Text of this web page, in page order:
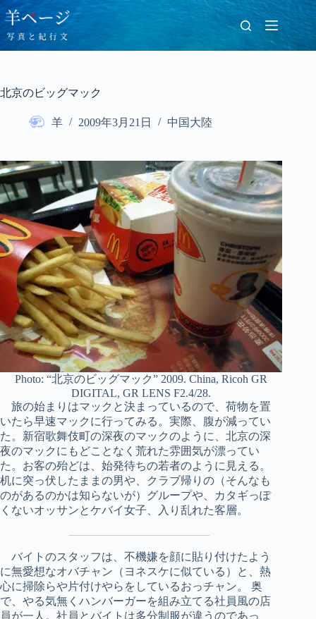
コ
ン
テ
ン
ス
北京のビッグマック
羊 2009年3月21日 中国大陸
Photo: “北京のビッグマック” 2009. China, Ricoh GR
DIGITAL, GR LENS F2.4/28.
旅の始まりはマックと決まっているので、荷物を置
いたら早速マックに行ってみる。実際、腹が減ってい
た。新宿歌舞伎町の深夜のマックのように、北京の深
夜のマックにもどことなく荒れた雰囲気が漂ってい
た。お客の殆どは、始発待ちの若者のように見える。
机に突っ伏したままの男や、クラブ帰りの（そんなも
のがあるのかは知らないが）グループや、カタギっぽ
くないオッサンとケバイ女子、入り乱れた客層。
バイトのスタッフは、不機嫌を顔に貼り付けたよう
に無愛想なオバチャン（ヨネスケに似ている）と、熱
心に掃除らや片付けやらをしているおっチャン。 奥
で、やる気無くハンバーガーを組み立てる社員風の店
員が一人。社員とバイトは多分制服が違うのであっ